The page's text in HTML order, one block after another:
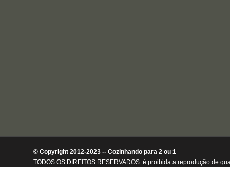
© Copyright 2012-2023 -- Cozinhando para 2 ou 1
TODOS OS DIREITOS RESERVADOS: é proibida a reprodução de